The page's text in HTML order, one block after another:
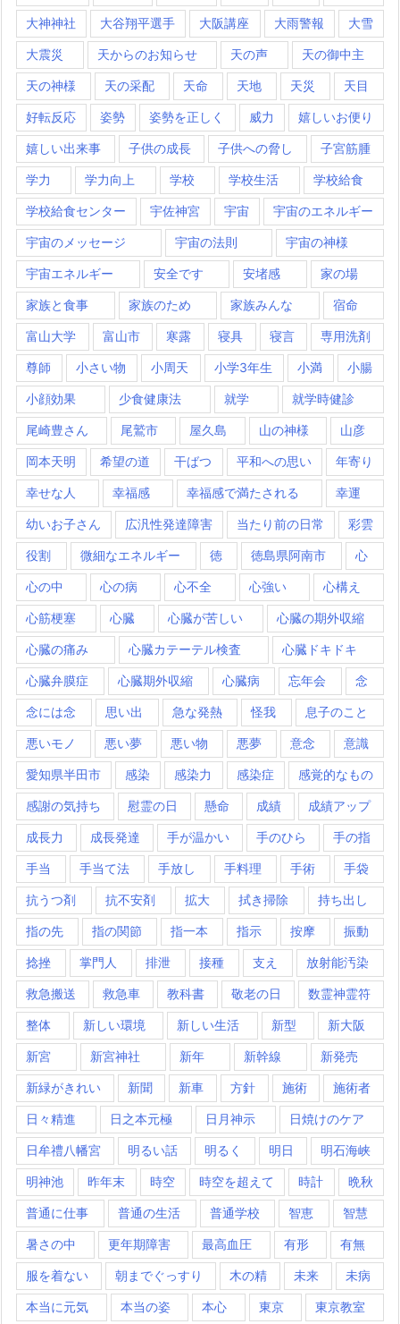
大神神社 大谷翔平選手 大阪講座 大雨警報 大雪
大震災 天からのお知らせ 天の声 天の御中主
天の神様 天の采配 天命 天地 天災 天目
好転反応 姿勢 姿勢を正しく 威力 嬉しいお便り
嬉しい出来事 子供の成長 子供への脅し 子宮筋腫
学力 学力向上 学校 学校生活 学校給食
学校給食センター 宇佐神宮 宇宙 宇宙のエネルギー
宇宙のメッセージ 宇宙の法則 宇宙の神様
宇宙エネルギー 安全です 安堵感 家の場
家族と食事 家族のため 家族みんな 宿命
富山大学 富山市 寒露 寝具 寝言 専用洗剤
尊師 小さい物 小周天 小学3年生 小満 小腸
小顔効果 少食健康法 就学 就学時健診
尾崎豊さん 尾鷲市 屋久島 山の神様 山彦
岡本天明 希望の道 干ばつ 平和への思い 年寄り
幸せな人 幸福感 幸福感で満たされる 幸運
幼いお子さん 広汎性発達障害 当たり前の日常 彩雲
役割 微細なエネルギー 徳 徳島県阿南市 心
心の中 心の病 心不全 心強い 心構え
心筋梗塞 心臓 心臓が苦しい 心臓の期外収縮
心臓の痛み 心臓カテーテル検査 心臓ドキドキ
心臓弁膜症 心臓期外収縮 心臓病 忘年会 念
念には念 思い出 急な発熱 怪我 息子のこと
悪いモノ 悪い夢 悪い物 悪夢 意念 意識
愛知県半田市 感染 感染力 感染症 感覚的なもの
感謝の気持ち 慰霊の日 懸命 成績 成績アップ
成長力 成長発達 手が温かい 手のひら 手の指
手当 手当て法 手放し 手料理 手術 手袋
抗うつ剤 抗不安剤 拡大 拭き掃除 持ち出し
指の先 指の関節 指一本 指示 按摩 振動
捻挫 掌門人 排泄 接種 支え 放射能汚染
救急搬送 救急車 教科書 敬老の日 数霊神霊符
整体 新しい環境 新しい生活 新型 新大阪
新宮 新宮神社 新年 新幹線 新発売
新緑がきれい 新聞 新車 方針 施術 施術者
日々精進 日之本元極 日月神示 日焼けのケア
日牟禮八幡宮 明るい話 明るく 明日 明石海峡
明神池 昨年末 時空 時空を超えて 時計 晩秋
普通に仕事 普通の生活 普通学校 智恵 智慧
暑さの中 更年期障害 最高血圧 有形 有無
服を着ない 朝までぐっすり 木の精 未来 未病
本当に元気 本当の姿 本心 東京 東京教室